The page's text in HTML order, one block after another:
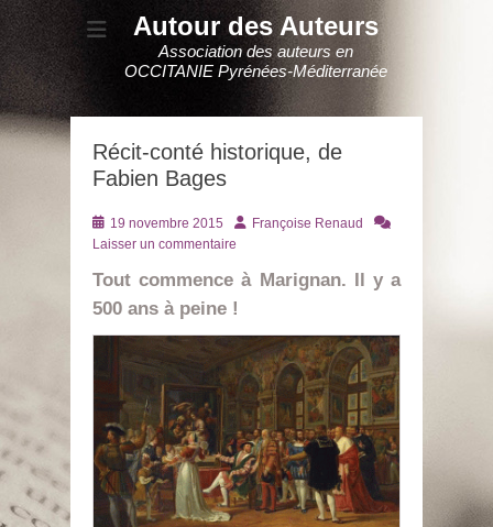
Autour des Auteurs
Association des auteurs en
OCCITANIE Pyrénées-Méditerranée
Récit-conté historique, de
Fabien Bages
Posté
le
19 novembre 2015 AuteurFrançoise Renaud
Laisser un commentaire
Tout commence à Marignan. Il y a
500 ans à peine !